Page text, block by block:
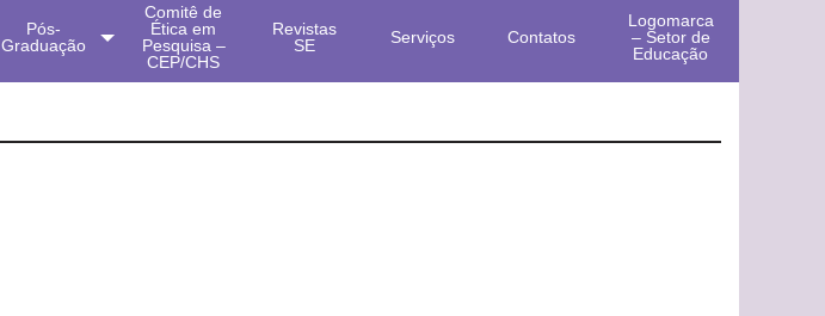
Pós-
Graduação
Comitê de
Ética em
Pesquisa –
CEP/CHS
Revistas
SE
Serviços Contatos
Logomarca
– Setor de
Educação